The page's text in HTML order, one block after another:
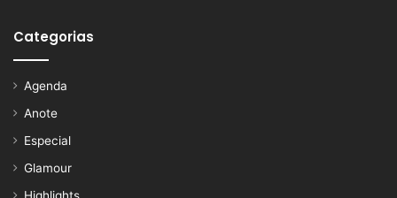
Categorias
Agenda
Anote
Especial
Glamour
Highlights